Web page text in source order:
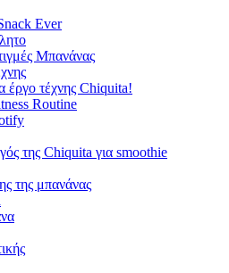
Ever
Μπανάνας
έργο τέχνης Chiquita!
Routine
της Chiquita για smoothie
της μπανάνας